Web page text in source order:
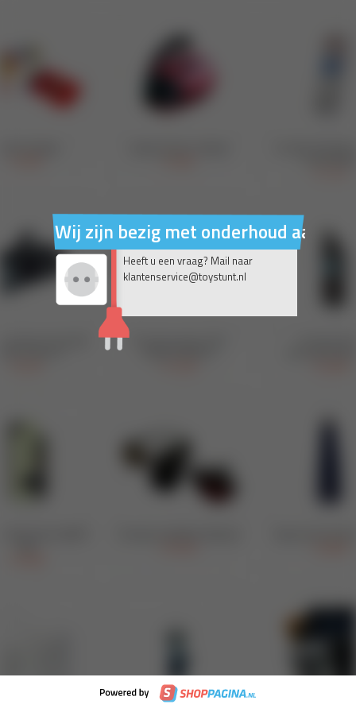
Wij zijn bezig met onderhoud aan
Heeft u een vraag? Mail naar
klantenservice@toystunt.nl